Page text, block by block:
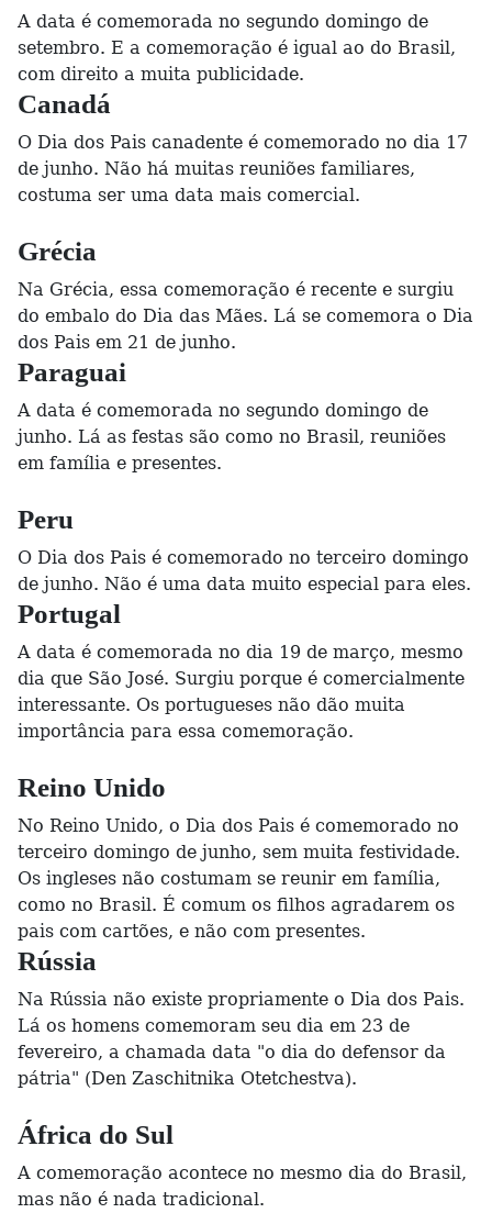
A data é comemorada no segundo domingo de
setembro. E a comemoração é igual ao do Brasil,
com direito a muita publicidade.
Canadá
O Dia dos Pais canadente é comemorado no dia 17
de junho. Não há muitas reuniões familiares,
costuma ser uma data mais comercial.
Grécia
Na Grécia, essa comemoração é recente e surgiu
do embalo do Dia das Mães. Lá se comemora o Dia
dos Pais em 21 de junho.
Paraguai
A data é comemorada no segundo domingo de
junho. Lá as festas são como no Brasil, reuniões
em família e presentes.
Peru
O Dia dos Pais é comemorado no terceiro domingo
de junho. Não é uma data muito especial para eles.
Portugal
A data é comemorada no dia 19 de março, mesmo
dia que São José. Surgiu porque é comercialmente
interessante. Os portugueses não dão muita
importância para essa comemoração.
Reino Unido
No Reino Unido, o Dia dos Pais é comemorado no
terceiro domingo de junho, sem muita festividade.
Os ingleses não costumam se reunir em família,
como no Brasil. É comum os filhos agradarem os
pais com cartões, e não com presentes.
Rússia
Na Rússia não existe propriamente o Dia dos Pais.
Lá os homens comemoram seu dia em 23 de
fevereiro, a chamada data "o dia do defensor da
pátria" (Den Zaschitnika Otetchestva).
África do Sul
A comemoração acontece no mesmo dia do Brasil,
mas não é nada tradicional.